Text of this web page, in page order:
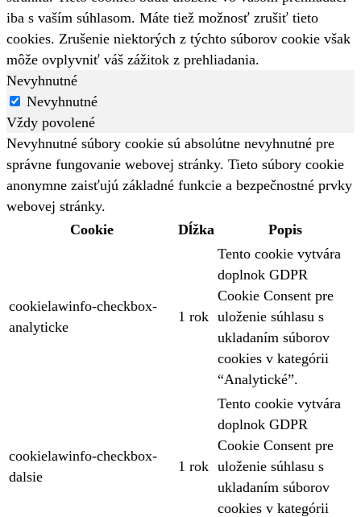
iba s vaším súhlasom. Máte tiež možnosť zrušiť tieto
cookies. Zrušenie niektorých z týchto súborov cookie však
môže ovplyvniť váš zážitok z prehliadania.
Nevyhnutné
Nevyhnutné
Vždy povolené
Nevyhnutné súbory cookie sú absolútne nevyhnutné pre
správne fungovanie webovej stránky. Tieto súbory cookie
anonymne zaisťujú základné funkcie a bezpečnostné prvky
webovej stránky.
Cookie
Dĺžka Popis
cookielawinfo-checkbox-
analyticke
1 rok
Tento cookie vytvára
doplnok GDPR
Cookie Consent pre
uloženie súhlasu s
ukladaním súborov
cookies v kategórii
“Analytické”.
cookielawinfo-checkbox-
dalsie
1 rok
Tento cookie vytvára
doplnok GDPR
Cookie Consent pre
uloženie súhlasu s
ukladaním súborov
cookies v kategórii